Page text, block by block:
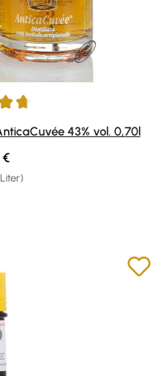
4.83 von 5 Sternen
43% vol. 0,70l
Liter)
Preis: